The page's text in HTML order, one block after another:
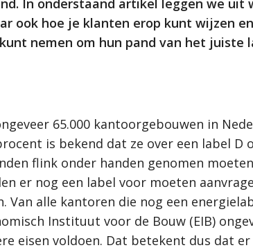
ook hoe je klanten erop kunt wijzen
nemen om hun pand van het juiste
65.000 kantoorgebouwen in
is bekend dat ze over een label D
flink onder handen genomen
er nog een label voor moeten
Van alle kantoren die nog een
Instituut voor de Bouw (EIB)
eisen voldoen. Dat betekent dus dat